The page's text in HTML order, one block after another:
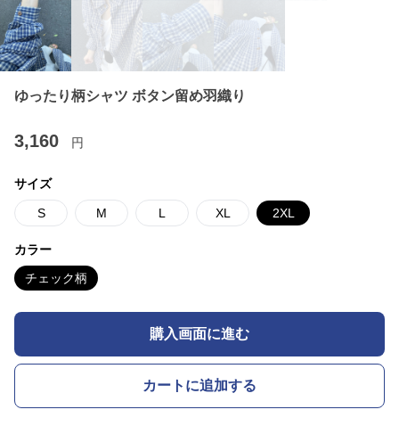
ゆったり柄シャツ ボタン留め羽織り
3,160 円
サイズ
S M L XL 2XL
カラー
チェック柄
購入画面に進む
カートに追加する